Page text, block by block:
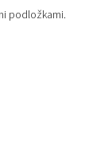
podložkami.